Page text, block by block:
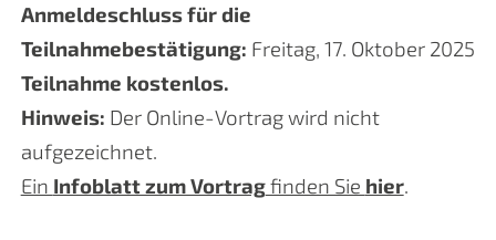
Anmeldeschluss für die
Teilnahmebestätigung: Freitag, 17. Oktober 2025
Teilnahme kostenlos.
Hinweis: Der Online-Vortrag wird nicht
aufgezeichnet.
Ein Infoblatt zum Vortragfinden Sie hier.